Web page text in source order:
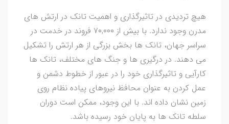
هیچ تردیدی در تاثیرگذاری و اهمیت تانک در ارتش های
مدرن وجود ندارد. با بیش از ۷۰,۰۰۰ فروند در خدمت در
سراسر جهان، تانک ها بخش بزرگی از هر ارتش را تشکیل
می دهند. در درگیری ها و جنگ های مختلف، تانک ها
کارآیی و تاثیرگذاری خود را در عبور از خطوط دشمن و
عمل کردن به عنوان محافظ نیروهای پیاده نظام روی
زمین نشان داده اند. با این وجود، ممکن است دوران
سلطه تانک ها به پایان خود رسیده باشد.